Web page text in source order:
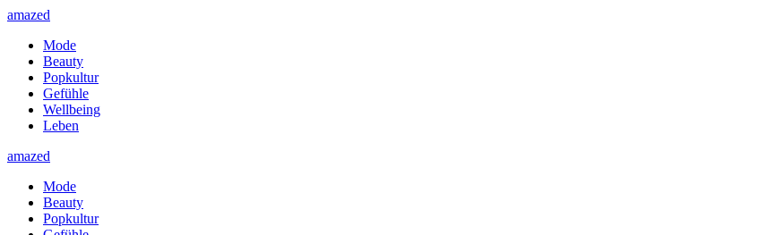
amazed
Mode
Beauty
Popkultur
Gefühle
Wellbeing
Leben
amazed
Mode
Beauty
Popkultur